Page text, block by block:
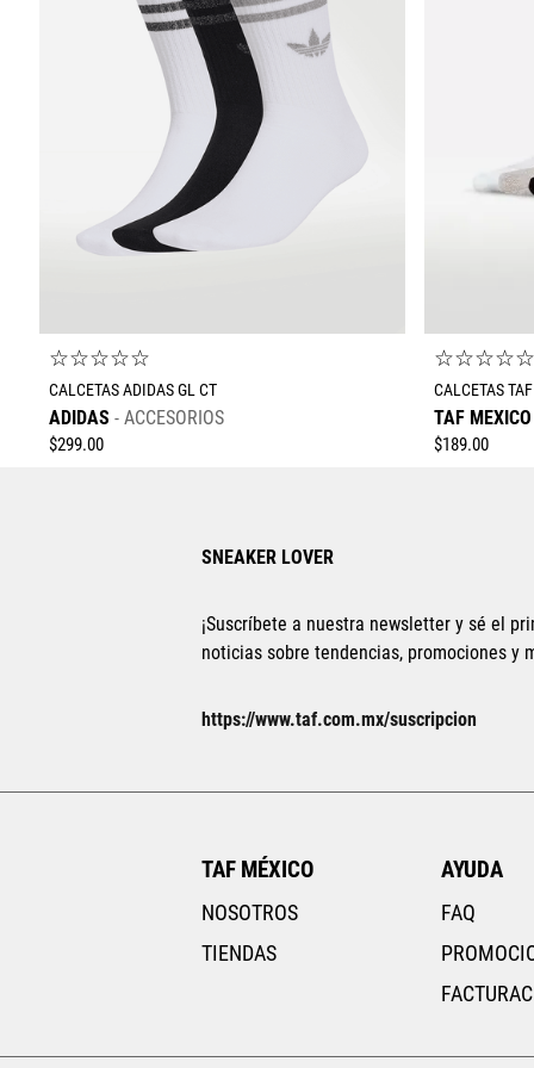
☆☆☆☆☆
CALCETAS ADIDAS GL CT
ADIDAS ACCESORIOS
$299.00
☆☆☆☆
CALCETAS
TAF MEXICO
$189.00
SNEAKER LOVER
¡Suscríbete a nuestra newsletter y sé el
noticias sobre tendencias, promociones y
https://www.taf.com.mx/suscripcion
TAF MÉXICO
NOSOTROS
TIENDAS
AYUDA
FAQ